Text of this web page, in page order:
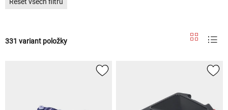
331 variant položky